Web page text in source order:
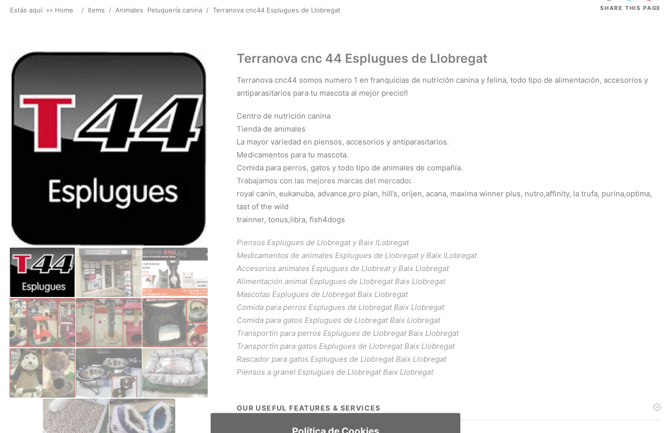
Estás aquí: »» Home / Items / Animales Peluquería canina / Terranova cnc44 Esplugues de Llobregat SHARE THIS PAGE
Terranova cnc 44 Esplugues de Llobregat
Terranova cnc44 somos numero 1 en franquicias de nutrición canina y felina, todo tipo de alimentación, accesorios y
antiparasitarios para tu mascota al mejor precio!!
Centro de nutrición canina
Tienda de animales
La mayor variedad en piensos, accesorios y antiparasitarios.
Medicamentos para tu mascota.
Comida para perros, gatos y todo tipo de animales de compañía.
Trabajamos con las mejores marcas del mercado:
royal canin, eukanuba, advance,pro plan, hill’s, orijen, acana, maxima winner plus, nutro,affinity, la trufa, purina,optima,
tast of the wild
trainner, tonus,libra, fish4dogs
Piensos Esplugues de Llobregat y Baix lLobregat
Medicamentos de animales Esplugues de Llobregat y Baix lLobregat
Accesorios animales Esplugues de Llobreat y Baix Llobregat
Alimentación animal Esplugues de Llobregat Baix Llobregat
Mascotas Esplugues de Llobregat Baix Llobregat
Comida para perros Esplugues de Llobregat Baix Llobregat
Comida para gatos Esplugues de Llobregat Baix Llobregat
Transportin para perros Esplugues de Llobregat Baix Llobregat
Transportin para gatos Esplugues de Llobregat Baix Llobregat
Rascador para gatos Esplugues de Llobregat Baix Llobregat
Piensos a granel Esplugues de Llobregat Baix Llobregat
OUR USEFUL FEATURES & SERVICES